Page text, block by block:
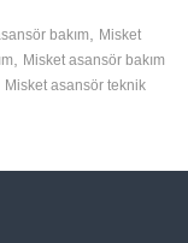
bakım
Misket
Misket asansör bakım
Misket asansör teknik